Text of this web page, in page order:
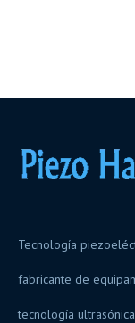
Tecnología
fabricante de
tecnología